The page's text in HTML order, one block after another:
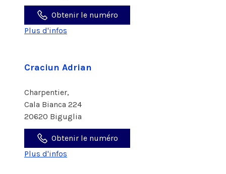
Obtenir le numéro
Plus d'infos
Craciun Adrian
Charpentier,
Cala Bianca 224
20620 Biguglia
Obtenir le numéro
Plus d'infos